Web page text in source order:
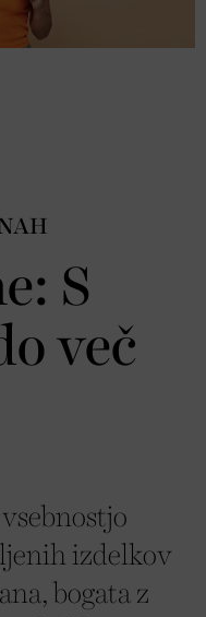
S
več
izdelkov
bogata z